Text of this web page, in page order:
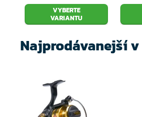
VYBERTE
VARIANTU
Najprodávanejší